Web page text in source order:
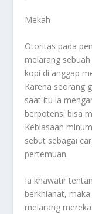
Mekah
Otoritas pada
melarang
kopi di anggap
Karena seorang
saat itu ia
berpotensi bisa
Kebiasaan
sebut sebagai
pertemuan.
Ia khawatir
berkhianat,
melarang